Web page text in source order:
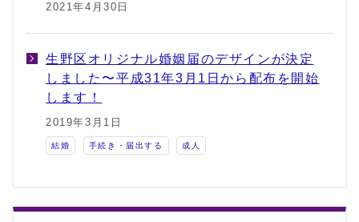
2021年4月30日
生野区オリジナル婚姻届のデザインが決定
しました〜平成31年3月1日から配布を開始
します！
2019年3月1日
結婚 手続き・届出する 成人